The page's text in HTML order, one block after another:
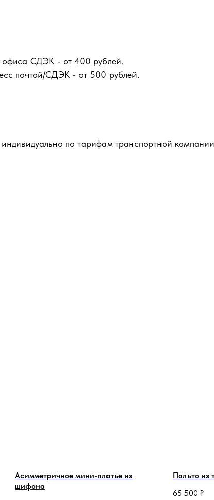
офиса СДЭК - от 400 рублей.
почтой/СДЭК - от 500 рублей.
по тарифам транспортной
Асимметричное мини-платье из
шифона
Пальто из
65 500 ₽